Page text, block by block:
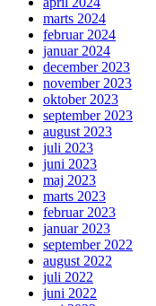
marts 2024
februar 2024
januar 2024
december 2023
november 2023
oktober 2023
september 2023
august 2023
juli 2023
juni 2023
maj 2023
marts 2023
februar 2023
januar 2023
september 2022
august 2022
juli 2022
juni 2022